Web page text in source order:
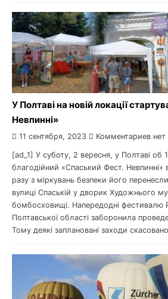
У Полтаві на новій локації
Невпинні»
11 сентября, 2023 Комментариев нет
[ad_1] У суботу, 2 вересня, у Полтаві об
благодійний «Спаський Фест. Невпинні»
разу з міркувань безпеки його
вулиці Спаській у дворик Художнього
бомбосховищі. Напередодні фестивалю
Полтавської області заборонила
Тому деякі заплановані заходи